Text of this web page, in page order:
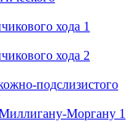
хода 1
хода 2
подслизистого
Моргану 1